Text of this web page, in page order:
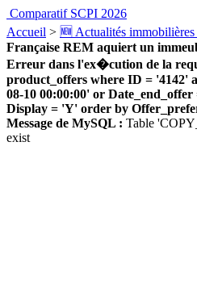
Comparatif SCPI 2026
Accueil > 🆕 Actualités
Française REM aquiert un
Erreur dans l'ex�cution de la
product_offers where ID = '4142'
08-10 00:00:00' or
Display = 'Y' order by
Message de MySQL : Table
exist